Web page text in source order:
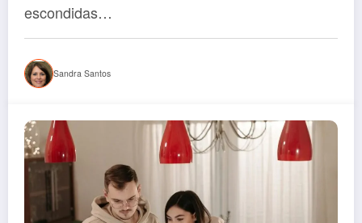
escondidas…
Sandra Santos